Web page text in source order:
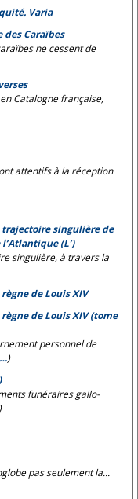
Varia
Caraïbes
ne cessent de
Catalogne française,
attentifs à la réception
trajectoire singulière de
transferts culturels de part et d’autre de l’Atlantique (L’)
singulière, à travers la
de Louis XIV
de Louis XIV (tome
personnel de
)
funéraires gallo-
)
pas seulement la...